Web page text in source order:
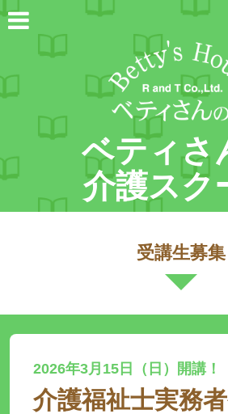
ベティさ
介護スク
受講生募集
2026年3月15日（日）開講！
介護福祉士実務